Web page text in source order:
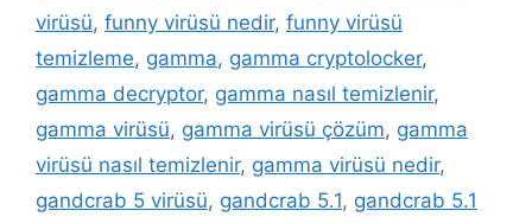
virüsü, funny virüsü nedir, funny virüsü
temizleme, gamma, gamma cryptolocker,
gamma decryptor, gamma nasıl temizlenir,
gamma virüsü, gamma virüsü çözüm, gamma
virüsü nasıl temizlenir, gamma virüsü nedir,
gandcrab 5 virüsü, gandcrab 5.1, gandcrab 5.1